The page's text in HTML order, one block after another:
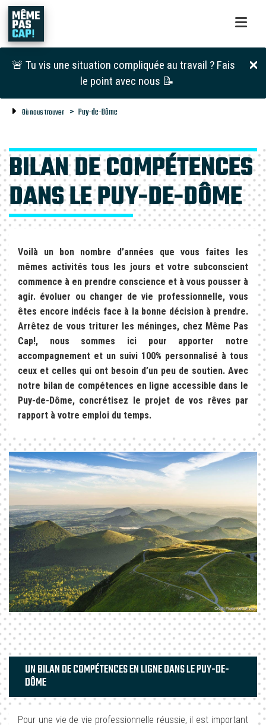
🚨 Tu vis une situation compliquée au travail ? Fais
le point avec nous 📝
Où nous trouver Puy-de-Dôme
BILAN DE COMPÉTENCES
DANS LE PUY-DE-DÔME
Voilà un bon nombre d’années que vous faites les
mêmes activités tous les jours et votre subconscient
commence à en prendre conscience et à vous pousser à
agir. évoluer ou changer de vie professionnelle, vous
êtes encore indécis face à la bonne décision à prendre.
Arrêtez de vous triturer les méninges, chez Même Pas
Cap!, nous sommes ici pour apporter notre
accompagnement et un suivi 100% personnalisé à tous
ceux et celles qui ont besoin d’un peu de soutien. Avec
notre bilan de compétences en ligne accessible dans le
Puy-de-Dôme, concrétisez le projet de vos rêves par
rapport à votre emploi du temps.
UN BILAN DE COMPÉTENCES EN LIGNE DANS LE PUY-DE-
DÔME
Pour une vie de vie professionnelle réussie, il est important